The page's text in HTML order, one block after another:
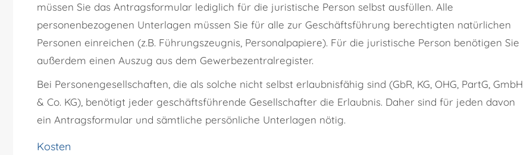
müssen Sie das Antragsformular lediglich für die juristische Person selbst ausfüllen. Alle
personenbezogenen Unterlagen müssen Sie für alle zur Geschäftsführung berechtigten natürlichen
Personen einreichen (z.B. Führungszeugnis, Personalpapiere). Für die juristische Person benötigen Sie
außerdem einen Auszug aus dem Gewerbezentralregister.
Bei Personengesellschaften, die als solche nicht selbst erlaubnisfähig sind (GbR, KG, OHG, PartG, GmbH
& Co. KG), benötigt jeder geschäftsführende Gesellschafter die Erlaubnis. Daher sind für jeden davon
ein Antragsformular und sämtliche persönliche Unterlagen nötig.
Kosten